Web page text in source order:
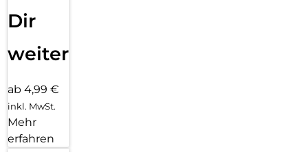
Dir
weiter
ab 4,99 €
inkl. MwSt.
Mehr
erfahren